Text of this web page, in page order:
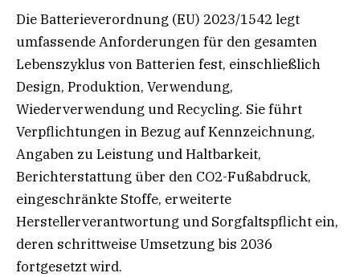
Die Batterieverordnung (EU) 2023/1542 legt
umfassende Anforderungen für den gesamten
Lebenszyklus von Batterien fest, einschließlich
Design, Produktion, Verwendung,
Wiederverwendung und Recycling. Sie führt
Verpflichtungen in Bezug auf Kennzeichnung,
Angaben zu Leistung und Haltbarkeit,
Berichterstattung über den CO2-Fußabdruck,
eingeschränkte Stoffe, erweiterte
Herstellerverantwortung und Sorgfaltspflicht ein,
deren schrittweise Umsetzung bis 2036
fortgesetzt wird.